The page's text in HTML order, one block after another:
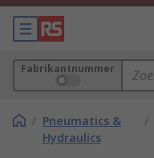
Fabrikantnummer
/ Pneumatics &
Hydraulics
/